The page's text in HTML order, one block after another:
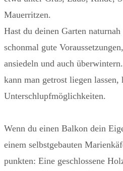
Mauerritzen.
Hast du deinen Garten
schonmal gute
ansiedeln und auch
kann man getrost liegen
Unterschlupfmöglichkeiten.
Wenn du einen Balkon dein
einem selbstgebauten
punkten: Eine geschlossene